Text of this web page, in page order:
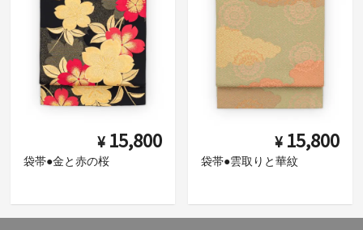
¥ 15,800
袋帯●金と赤の桜
¥ 15,800
袋帯●雲取りと華紋